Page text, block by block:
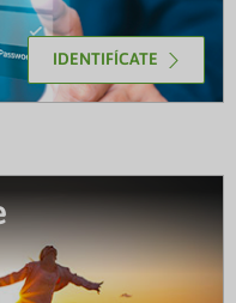
IDENTIFÍCATE